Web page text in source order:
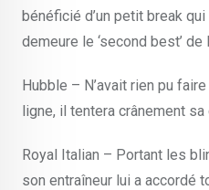
bénéficié d’un petit break
demeure le ‘second best’ de
Hubble – N’avait rien pu
ligne, il tentera crânement sa
Royal Italian – Portant les
son entraîneur lui a accordé